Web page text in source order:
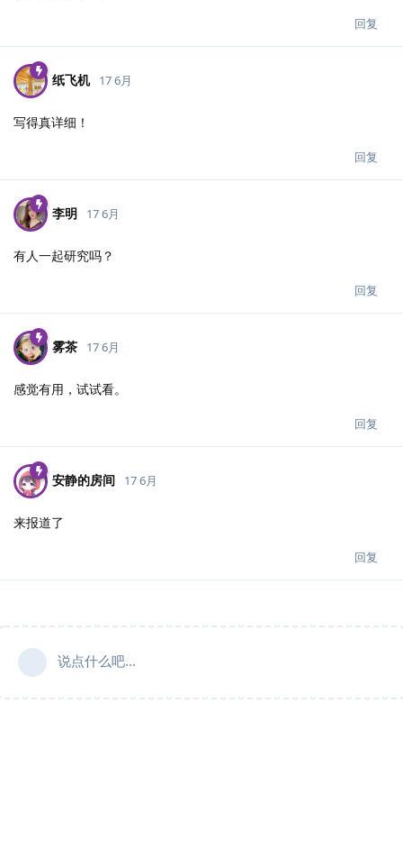
回复
纸飞机 17 6月
写得真详细！
回复
李明 17 6月
有人一起研究吗？
回复
雾茶 17 6月
感觉有用，试试看。
回复
安静的房间 17 6月
来报道了
回复
说点什么吧...